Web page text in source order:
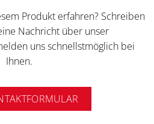
Produkt erfahren? Schreiben
Nachricht über unser
uns schnellstmöglich bei
Ihnen.